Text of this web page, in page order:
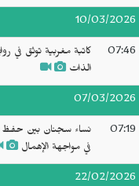
10/03/2026
07:46
كاتبة مغربية توثق في
الذات
07/03/2026
07:19
نساء سجنان بين حفظ
في مواجهة الإهمال
22/02/2026